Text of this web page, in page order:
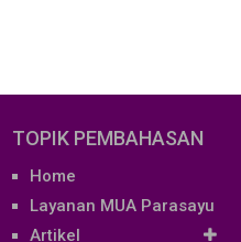
TOPIK PEMBAHASAN
Home
Layanan MUA Parasayu
Artikel